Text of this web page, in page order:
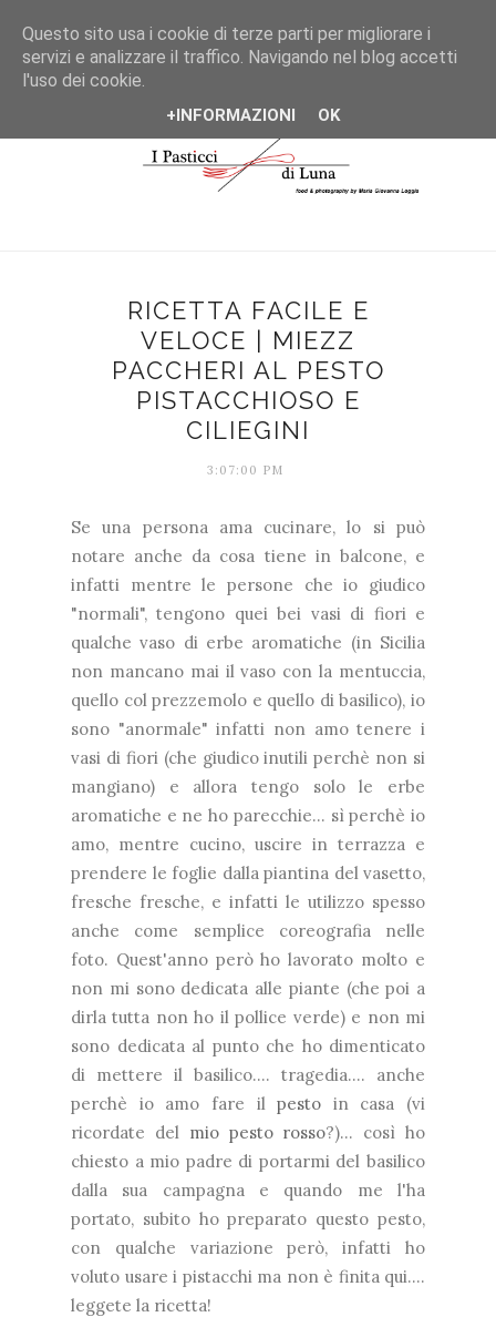
RICETTA FACILE E
VELOCE | MIEZZ
PACCHERI AL PESTO
PISTACCHIOSO E
CILIEGINI
3:07:00 PM
Se una persona ama cucinare, lo si può
notare anche da cosa tiene in balcone, e
infatti mentre le persone che io giudico
"normali", tengono quei bei vasi di fiori e
qualche vaso di erbe aromatiche (in Sicilia
non mancano mai il vaso con la mentuccia,
quello col prezzemolo e quello di basilico), io
sono "anormale" infatti non amo tenere i
vasi di fiori (che giudico inutili perchè non si
mangiano) e allora tengo solo le erbe
aromatiche e ne ho parecchie... sì perchè io
amo, mentre cucino, uscire in terrazza e
prendere le foglie dalla piantina del vasetto,
fresche fresche, e infatti le utilizzo spesso
anche come semplice coreografia nelle
foto. Quest'anno però ho lavorato molto e
non mi sono dedicata alle piante (che poi a
dirla tutta non ho il pollice verde) e non mi
sono dedicata al punto che ho dimenticato
di mettere il basilico.... tragedia.... anche
perchè io amo fare ilpesto in casa (vi
ricordate del mio pesto rosso?)... così ho
chiesto a mio padre di portarmi del basilico
dalla sua campagna e quando me l'ha
portato, subito ho preparato questo pesto,
con qualche variazione però, infatti ho
voluto usare i pistacchi ma non è finita qui....
leggete la ricetta!
Questo sito usa i cookie di terze parti per migliorare i
servizi e analizzare il traffico. Navigando nel blog accetti
l'uso dei cookie.
+INFORMAZIONI OK